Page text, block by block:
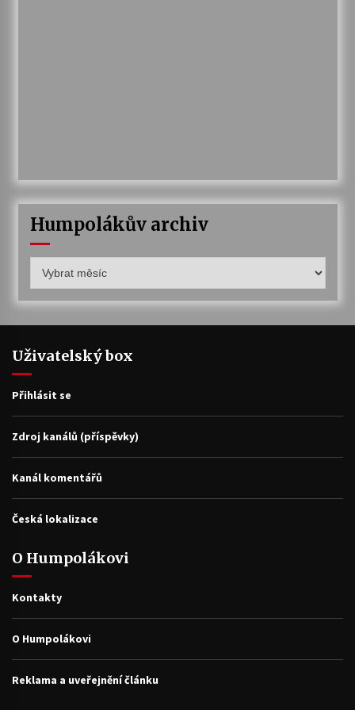
Humpolákův archiv
archiv
Uživatelský box
Přihlásit se
Zdroj kanálů (příspěvky)
Kanál komentářů
Česká lokalizace
O Humpolákovi
Kontakty
O Humpolákovi
Reklama a uveřejnění článku